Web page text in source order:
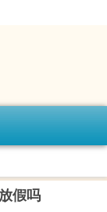
假吗